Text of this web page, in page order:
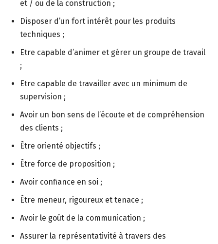
et / ou de la construction ;
Disposer d’un fort intérêt pour les produits
techniques ;
Etre capable d’animer et gérer un groupe de travail
;
Etre capable de travailler avec un minimum de
supervision ;
Avoir un bon sens de l’écoute et de compréhension
des clients ;
Être orienté objectifs ;
Être force de proposition ;
Avoir confiance en soi ;
Être meneur, rigoureux et tenace ;
Avoir le goût de la communication ;
Assurer la représentativité à travers des